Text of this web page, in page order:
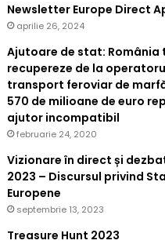
Newsletter Europe Direct
aprilie 26, 2024
Ajutoare de stat: România
recupereze de la
transport feroviar de
570 de milioane de euro
ajutor incompatibil
februarie 24, 2020
Vizionare în direct și
2023 – Discursul privind
Europene
septembrie 13, 2023
Treasure Hunt 2023